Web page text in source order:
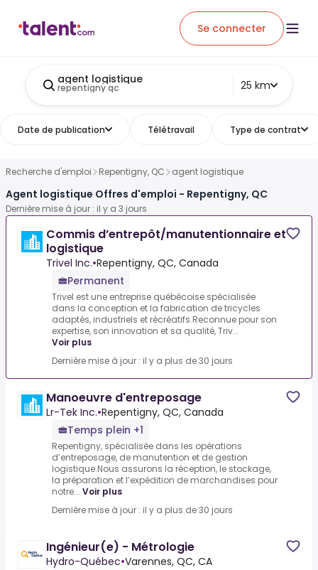
Se connecter
agent logistique
repentigny qc 25 km
Date de publication Télétravail Type de contrat
Recherche d'emploi Repentigny, QC agent logistique
Agent logistique Offres d'emploi - Repentigny, QC
Dernière mise à jour : il y a 3 jours
Commis d’entrepôt/manutentionnaire et
logistique
Trivel Inc.•Repentigny, QC, Canada
Permanent
Trivel est une entreprise québécoise spécialisée
dans la conception et la fabrication de tricycles
adaptés, industriels et récréatifs.Reconnue pour son
expertise, son innovation et sa qualité, Triv...
Voir plus
Dernière mise à jour : il y a plus de 30 jours
Manoeuvre d'entreposage
Lr-Tek Inc.•Repentigny, QC, Canada
Temps plein +1
Repentigny, spécialisée dans les opérations
d’entreposage, de manutention et de gestion
logistique.Nous assurons la réception, le stockage,
la préparation et l’expédition de marchandises pour
notre... Voir plus
Dernière mise à jour : il y a plus de 30 jours
Ingénieur(e) - Métrologie
Hydro-Québec•Varennes, QC, CA